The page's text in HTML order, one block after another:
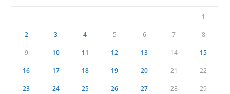
1
2 3 4 5 6 7 8
9 10 11 12 13 14 15
16 17 18 19 20 21 22
23 24 25 26 27 28 29